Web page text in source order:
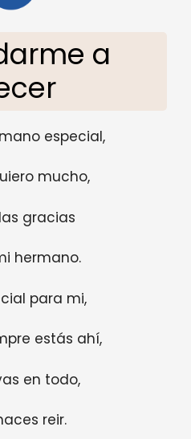
a
especial,
mucho,
gracias
hermano.
para mi,
estás ahí,
en todo,
reir.